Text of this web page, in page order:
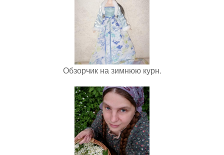
Обзорчик на зимнюю курн.